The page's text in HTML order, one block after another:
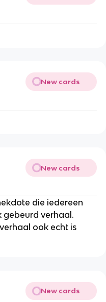
New cards
New cards
die iedereen
gebeurd verhaal.
ook echt is
New cards